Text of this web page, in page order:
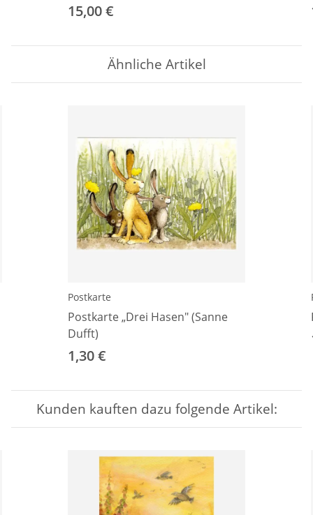
15,00 €
Ähnliche Artikel
Postkarte
Postkarte „Drei Hasen" (Sanne
Dufft)
1,30 €
Kunden kauften dazu folgende Artikel: